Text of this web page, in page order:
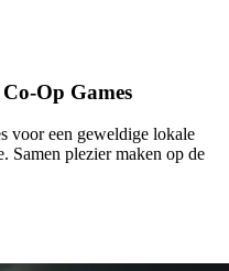
Op Games
voor een geweldige lokale
Samen plezier maken op de